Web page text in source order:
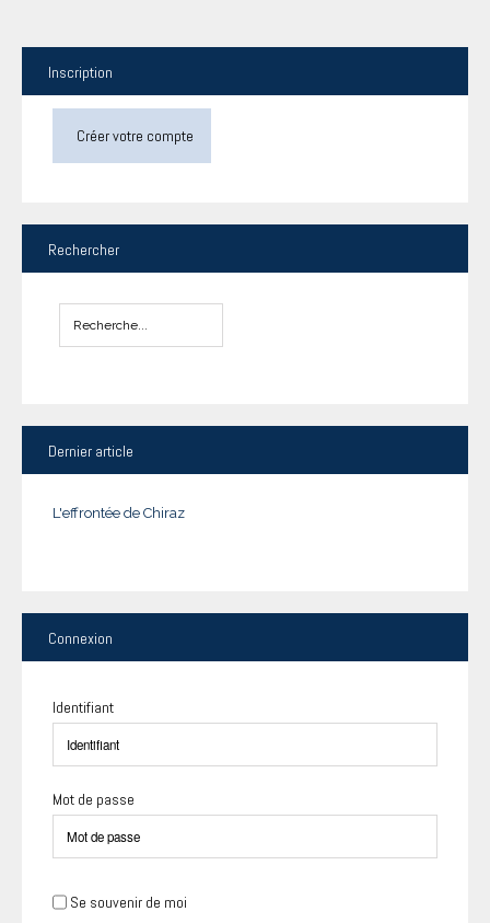
Inscription
Créer votre compte
Rechercher
Dernier article
L'effrontée de Chiraz
Connexion
Identifiant
Mot de passe
Se souvenir de moi